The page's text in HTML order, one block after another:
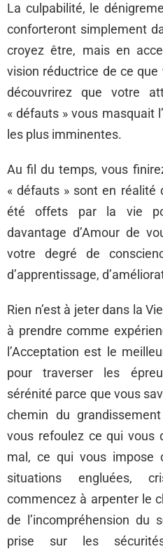
La culpabilité, le
conforteront simplement
croyez être, mais en
vision réductrice de ce
découvrirez que votre
« défauts » vous masquait
les plus imminentes.
Au fil du temps, vous
« défauts » sont en réalité
été offets par la vie
davantage d’Amour de
votre degré de
d’apprentissage,
Rien n’est à jeter dans la
à prendre comme
l’Acceptation est le
pour traverser les
sérénité parce que vous
chemin du
vous refoulez ce qui vous
mal, ce qui vous impose
situations engluées,
commencez à arpenter le
de l’incompréhension du
prise sur les